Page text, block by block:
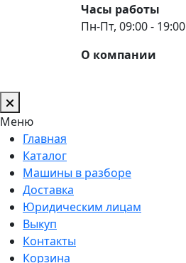
Часы работы
Пн-Пт, 09:00 - 19:00
О компании
Меню
Главная
Каталог
Машины в разборе
Доставка
Юридическим лицам
Выкуп
Контакты
Корзина